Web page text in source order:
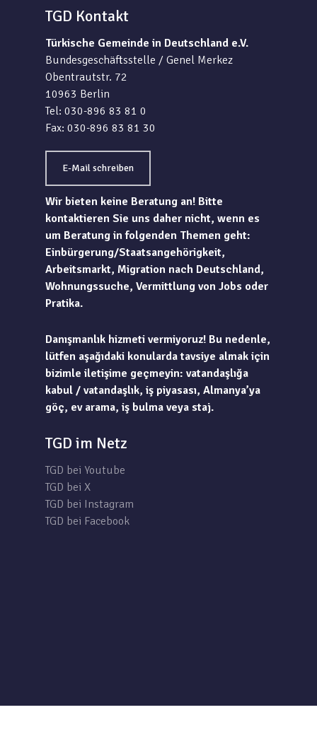
TGD Kontakt
Türkische Gemeinde in Deutschland e.V.
Bundesgeschäftsstelle / Genel Merkez
Obentrautstr. 72
10963 Berlin
Tel: 030-896 83 81 0
Fax: 030-896 83 81 30
E-Mail schreiben
Wir bieten keine Beratung an! Bitte
kontaktieren Sie uns daher nicht, wenn es
um Beratung in folgenden Themen geht:
Einbürgerung/Staatsangehörigkeit,
Arbeitsmarkt, Migration nach Deutschland,
Wohnungssuche, Vermittlung von Jobs oder
Pratika.
Danışmanlık hizmeti vermiyoruz! Bu nedenle,
lütfen aşağıdaki konularda tavsiye almak için
bizimle iletişime geçmeyin: vatandaşlığa
kabul / vatandaşlık, iş piyasası, Almanya’ya
göç, ev arama, iş bulma veya staj.
TGD im Netz
TGD bei Youtube
TGD bei X
TGD bei Instagram
TGD bei Facebook